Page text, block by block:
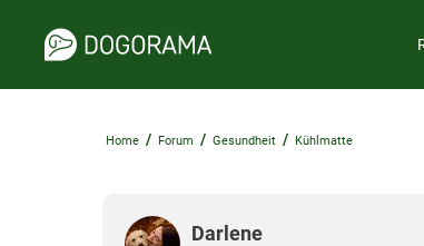
Home / Forum / Gesundheit / Kühlmatte
Darlene